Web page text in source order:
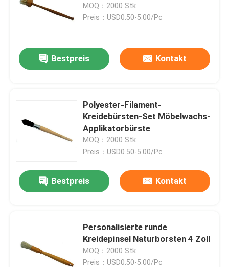
MOQ：2000 Stk
Preis：USD0.50-5.00/Pc
Bestpreis Kontakt
Polyester-Filament-
Kreidebürsten-Set Möbelwachs-
Applikatorbürste
MOQ：2000 Stk
Preis：USD0.50-5.00/Pc
Bestpreis Kontakt
Personalisierte runde
Kreidepinsel Naturborsten 4 Zoll
MOQ：2000 Stk
Preis：USD0.50-5.00/Pc